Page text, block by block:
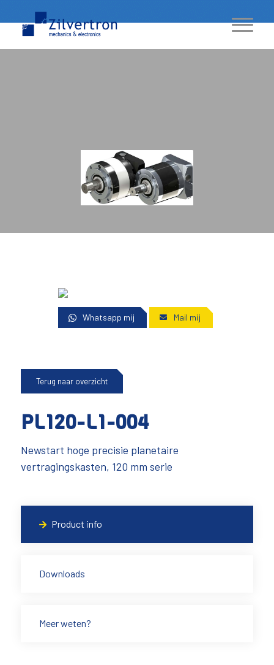
Whatsapp mij Mail mij
Terug naar overzicht
PL120-L1-004
Newstart hoge precisie planetaire
vertragingskasten, 120 mm serie
Product info
Downloads
Meer weten?